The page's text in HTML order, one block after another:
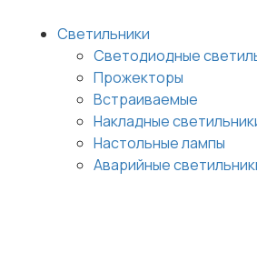
Светильники
Светодиодные
Прожекторы
Встраиваемые
Накладные
Настольные лампы
Аварийные